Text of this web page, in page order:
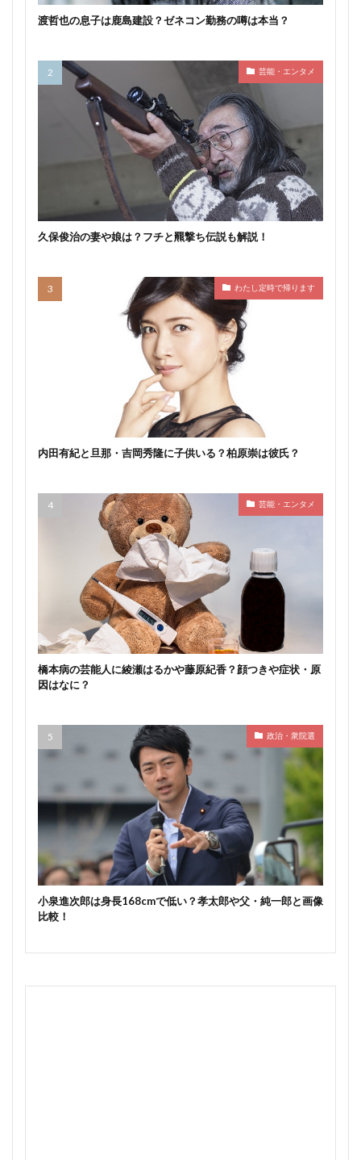
渡哲也の息子は鹿島建設？ゼネコン勤務の噂は本当？
芸能・エンタメ
久保俊治の妻や娘は？フチと羆撃ち伝説も解説！
わたし定時で帰ります
内田有紀と旦那・吉岡秀隆に子供いる？柏原崇は彼氏？
芸能・エンタメ
橋本病の芸能人に綾瀬はるかや藤原紀香？顔つきや症状・原
因はなに？
政治・衆院選
小泉進次郎は身長168cmで低い？孝太郎や父・純一郎と画像
比較！